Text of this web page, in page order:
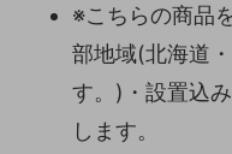
※こちらの商品
部地域(北海道
す。)・設置込
します。